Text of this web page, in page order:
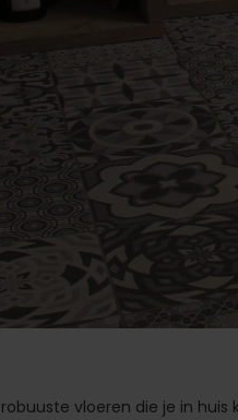
vloeren die je in